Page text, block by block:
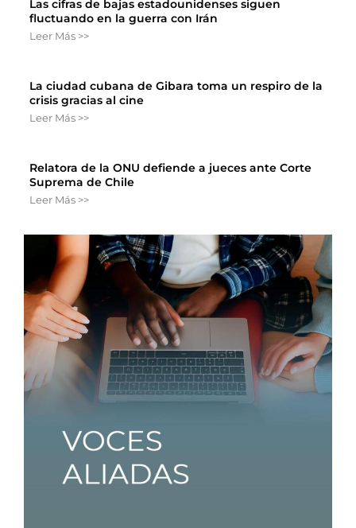
Las cifras de bajas estadounidenses siguen
fluctuando en la guerra con Irán
Leer Más >>
La ciudad cubana de Gibara toma un respiro de la
crisis gracias al cine
Leer Más >>
Relatora de la ONU defiende a jueces ante Corte
Suprema de Chile
Leer Más >>